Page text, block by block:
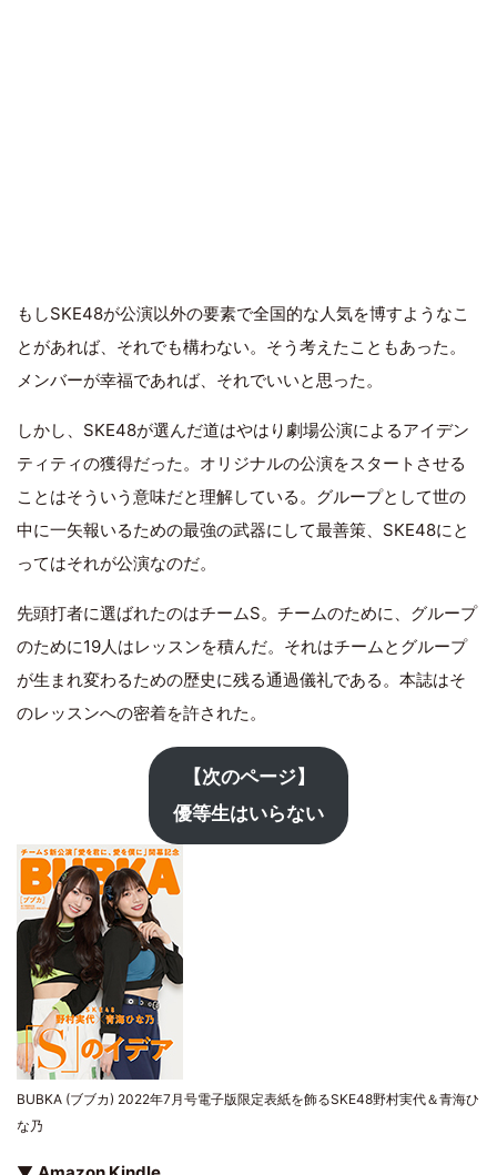
もしSKE48が公演以外の要素で全国的な人気を博すようなこ
とがあれば、それでも構わない。そう考えたこともあった。
メンバーが幸福であれば、それでいいと思った。
しかし、SKE48が選んだ道はやはり劇場公演によるアイデン
ティティの獲得だった。オリジナルの公演をスタートさせる
ことはそういう意味だと理解している。グループとして世の
中に一矢報いるための最強の武器にして最善策、SKE48にと
ってはそれが公演なのだ。
先頭打者に選ばれたのはチームS。チームのために、グループ
のために19人はレッスンを積んだ。それはチームとグループ
が生まれ変わるための歴史に残る通過儀礼である。本誌はそ
のレッスンへの密着を許された。
【次のページ】
優等生はいらない
BUBKA (ブブカ) 2022年7月号電子版限定表紙を飾るSKE48野村実代＆青海ひ
な乃